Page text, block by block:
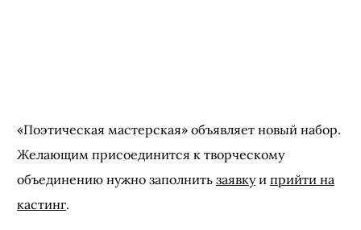
«Поэтическая мастерская» объявляет новый набор.
Желающим присоединится к творческому
объединению нужно заполнить заявкуи прийти на
кастинг.